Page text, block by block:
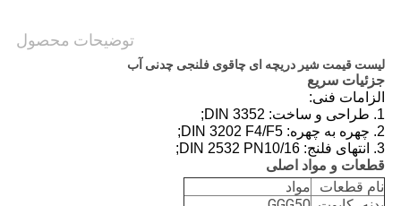
توضیحات محصول
لیست قیمت شیر ​​دریچه ای چاقوی فلنجی چدنی آب
جزئیات سریع
الزامات فنی:
1. طراحی و ساخت: DIN 3352;
2. چهره به چهره: DIN 3202 F4/F5;
3. انتهای فلنج: DIN 2532 PN10/16;
قطعات و مواد اصلی
نام قطعات
مواد